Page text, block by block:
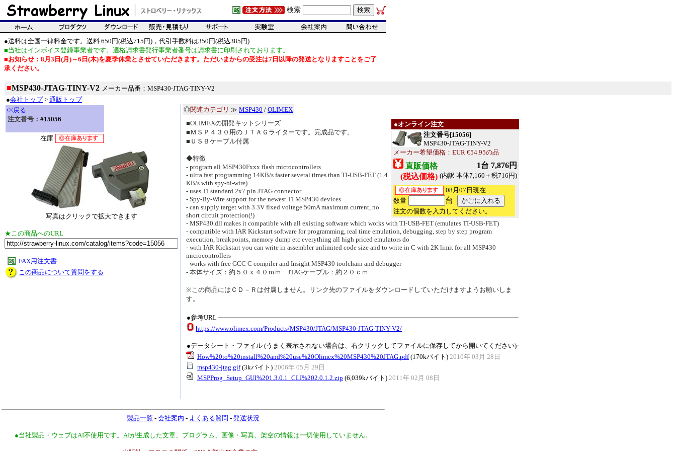
検索
●送料は全国一律料金です。送料 650円(税込715円)，代引手数料は350円(税込385円)
■当社はインボイス登録事業者です。適格請求書発行事業者番号は請求書に印刷されております。
■お知らせ：8月3日(月)～6日(木)を夏季休業とさせていただきます。ただいまからの受注は7日以降の発送となりますことをご了
承ください。
■MSP430-JTAG-TINY-V2 メーカー品番：MSP430-JTAG-TINY-V2
●会社トップ> 通販トップ
<<戻る
注文番号： #15056
在庫
写真はクリックで拡大できます
★この商品へのURL
FAX用注文書
この商品について質問をする
◎関連カテゴリ ≫ MSP430 / OLIMEX
●オンライン注文
注文番号[15056]
MSP430-JTAG-TINY-V2
メーカー希望価格：EUR €54.95の品
直販価格
(税込価格)
1台 7,876円
(内訳 本体7,160＋税716円)
08月07日現在
数量
台
注文の個数を入力してください。
■OLIMEXの開発キットシリーズ
■ＭＳＰ４３０用のＪＴＡＧライターです。完成品です。
■ＵＳＢケーブル付属
◆特徴
- program all MSP430Fxxx flash microcontrollers
- ultra fast programming 14KB/s faster several times than TI-USB-FET (1.4
KB/s with spy-bi-wire)
- uses TI standard 2x7 pin JTAG connector
- Spy-By-Wire support for the newest TI MSP430 devices
- can supply target with 3.3V fixed voltage 50mA maximum current, no
short circuit protection(!)
- MSP430.dll makes it compatible with all existing software which works with TI-USB-FET (emulates TI-USB-FET)
- compatible with IAR Kickstart software for programming, real time emulation, debugging, step by step program
execution, breakpoints, memory dump etc everything all high priced emulators do
- with IAR Kickstart you can write in assembler unlimited code size and to write in C with 2K limit for all MSP430
microcontrollers
- works with free GCC C compiler and Insight MSP430 toolchain and debugger
- 本体サイズ：約５０ｘ４０ｍｍ JTAGケーブル：約２０ｃｍ
※この商品にはＣＤ－Ｒは付属しません。リンク先のファイルをダウンロードしていただけますようお願いしま
す。
●参考URL
https://www.olimex.com/Products/MSP430/JTAG/MSP430-JTAG-TINY-V2/
●データシート・ファイル (うまく表示されない場合は、右クリックしてファイルに保存してから開いてください)
How%20to%20install%20and%20use%20Olimex%20MSP430%20JTAG.pdf(170kバイト) 2010年 03月 28日
msp430-jtag.gif(3kバイト) 2006年 05月 29日
MSPProg_Setup_GUI%201.3.0.1_CLI%202.0.1.2.zip (6,039kバイト) 2011年 02月 08日
製品一覧 - 会社案内 - よくある質問 - 発送状況
●当社製品・ウェブはAI不使用です。AIが生成した文章、プログラム、画像・写真、架空の情報は一切使用していません。